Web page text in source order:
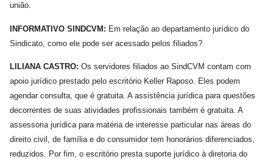
união.
INFORMATIVO SINDCVM: Em relação ao departamento jurídico do
Sindicato, como ele pode ser acessado pelos filiados?
LILIANA CASTRO: Os servidores filiados ao SindCVM contam com
apoio jurídico prestado pelo escritório Keller Raposo. Eles podem
agendar consulta, que é gratuita. A assistência jurídica para questões
decorrentes de suas atividades profissionais também é gratuita. A
assessoria jurídica para matéria de interesse particular nas áreas do
direito civil, de família e do consumidor tem honorários diferenciados,
reduzidos. Por fim, o escritório presta suporte jurídico à diretoria do